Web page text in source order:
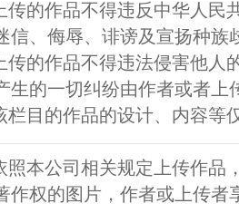
传的作品不得违反中华人民
信、侮辱、诽谤及宣扬种族
传的作品不得违法侵害他人
生的一切纠纷由作者或者上
栏目的作品的设计、内容等
照本公司相关规定上传作品
作权的图片，作者或上传者